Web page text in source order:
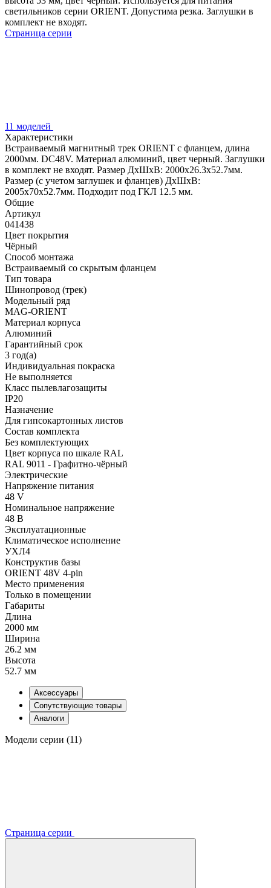
светильников серии ORIENT. Допустима резка. Заглушки в
комплект не входят.
Страница серии
11 моделей
Характеристики
Встраиваемый магнитный трек ORIENT с фланцем, длина
2000мм. DC48V. Материал алюминий, цвет черный. Заглушки
в комплект не входят. Размер ДxШxВ: 2000x26.3x52.7мм.
Размер (с учетом заглушек и фланцев) ДxШxВ:
2005x70x52.7мм. Подходит под ГКЛ 12.5 мм.
Общие
Артикул
041438
Цвет покрытия
Чёрный
Способ монтажа
Встраиваемый со скрытым фланцем
Тип товара
Шинопровод (трек)
Модельный ряд
MAG-ORIENT
Материал корпуса
Алюминий
Гарантийный срок
3 год(а)
Индивидуальная покраска
Не выполняется
Класс пылевлагозащиты
IP20
Назначение
Для гипсокартонных листов
Состав комплекта
Без комплектующих
Цвет корпуса по шкале RAL
RAL 9011 - Графитно-чёрный
Электрические
Напряжение питания
48 V
Номинальное напряжение
48 В
Эксплуатационные
Климатическое исполнение
УХЛ4
Конструктив базы
ORIENT 48V 4-pin
Место применения
Только в помещении
Габариты
Длина
2000 мм
Ширина
26.2 мм
Высота
52.7 мм
Аксессуары
Сопутствующие товары
Аналоги
Модели серии (11)
Страница серии